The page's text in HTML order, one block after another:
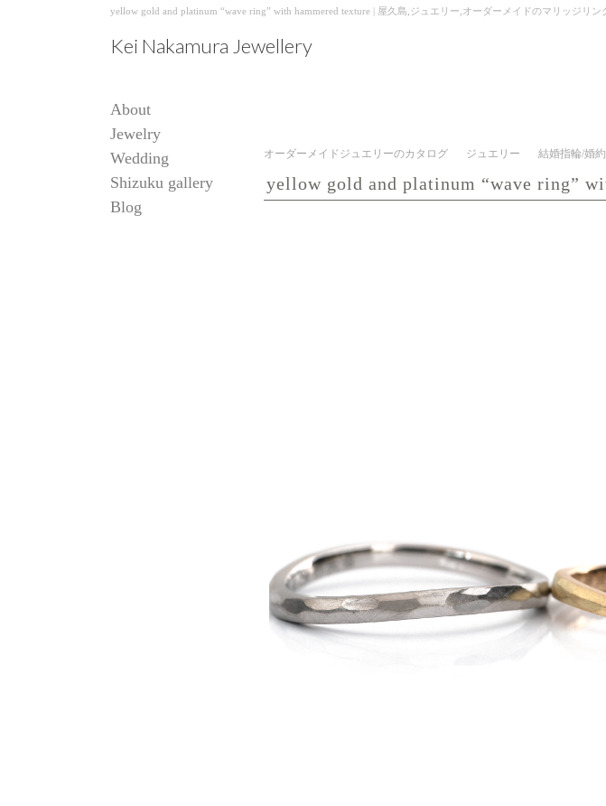
yellow gold and platinum “wave ring” with hammered texture | 屋久島,ジュエリー,オーダーメイドのマリッジリ
Kei Nakamura Jewellery
About
Jewelry
Wedding
Shizuku gallery
Blog
オーダーメイドジュエリーのカタログ ジュエリー 結婚指輪/婚
yellow gold and platinum “wave ring”